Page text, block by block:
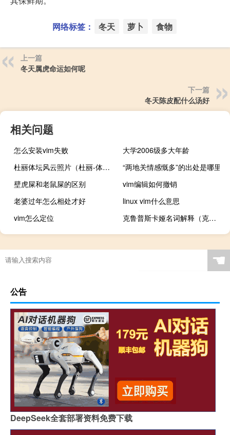
网络标签： 冬天 萝卜 食物
上一篇
冬天属虎命运如何呢
下一篇
冬天陈皮配什么汤好
相关问题
怎么安装vim失败
大学2006级多大年龄
杜丽体坛风云照片（杜丽-体育明星）
“两地关情感慨多”的出处是哪里
壁虎屎和老鼠屎的区别
vim编辑如何撤销
老婆过年怎么相处才好
linux vim什么意思
vim怎么定位
克鲁普斯卡娅名词解释（克鲁普斯卡娅）
☚
公告
DeepSeek全套部署资料免费下载